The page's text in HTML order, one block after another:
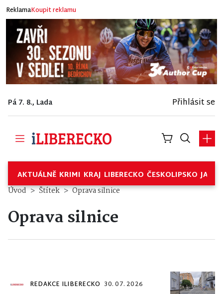
ReklamaKoupit reklamu
Pá 7. 8., Lada Přihlásit se
AKTUÁLNĚ KRIMI KRAJ LIBERECKO ČESKOLIPSKO
Úvod Štítek Oprava silnice
Oprava silnice
REDAKCE ILIBERECKO 30. 07. 2026